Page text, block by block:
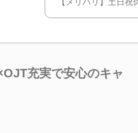
充実で安心のキャ